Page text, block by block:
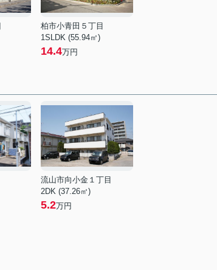
柏市小青田５丁目
1SLDK (55.94㎡)
14.4万円
流山市向小金１丁目
2DK (37.26㎡)
5.2万円